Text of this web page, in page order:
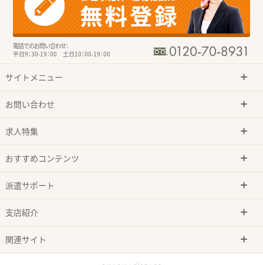
電話でのお問い合わせ：
平日9：30-19：00 土日10：00-19：00
サイトメニュー
お問い合わせ
求人特集
おすすめコンテンツ
派遣サポート
支店紹介
関連サイト